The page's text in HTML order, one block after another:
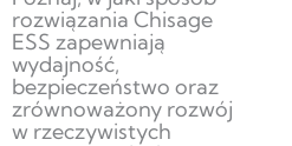
rozwiązania Chisage
ESS zapewniają
wydajność,
bezpieczeństwo oraz
zrównoważony rozwój
w rzeczywistych